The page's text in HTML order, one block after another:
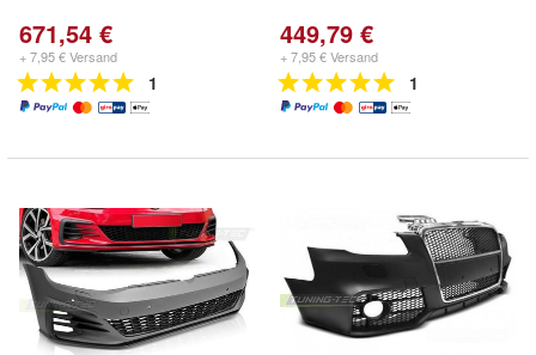
671,54 €
+ 7,95 € Versand
1
449,79 €
+ 7,95 € Versand
1